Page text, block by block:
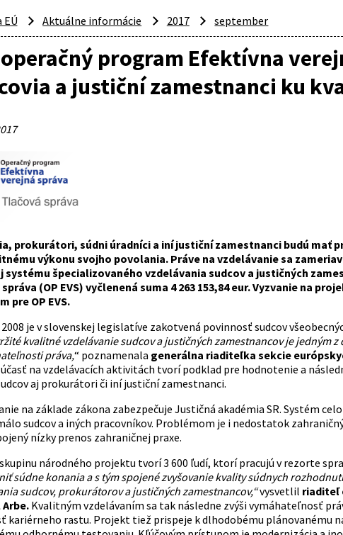
EÚ Aktuálne informácie 2017 september
operačný program Efektívna
a justiční zamestnanci ku
prokurátori, súdni úradníci a iní justiční zamestnanci budú mať
výkonu svojho povolania. Práve na vzdelávanie sa
systému špecializovaného vzdelávania sudcov a justičných
(OP EVS) vyčlenená suma 4 263 153,84 eur. Vyzvanie na
pre OP EVS.
je v slovenskej legislatíve zakotvená povinnosť sudcov
kvalitné vzdelávanie sudcov a justičných zamestnancov je
práva,“ poznamenala generálna riaditeľka sekcie
účasť na vzdelávacích aktivitách tvorí podklad pre hodnotenie a
aj prokurátori či iní justiční zamestnanci.
na základe zákona zabezpečuje Justičná akadémia SR. Systém
sudcov a iných pracovníkov. Problémom je i nedostatok
nízky prenos zahraničnej praxe.
národného projektu tvorí 3 600 ľudí, ktorí pracujú v rezorte
súdne konania a s tým spojené zvyšovanie kvality súdnych
sudcov, prokurátorov a justičných zamestnancov,“vysvetlil riaditeľ
Kvalitným vzdelávaním sa tak následne zvýši vymáhateľnosť
kariérneho rastu. Projekt tiež prispeje k dlhodobému plánovanému